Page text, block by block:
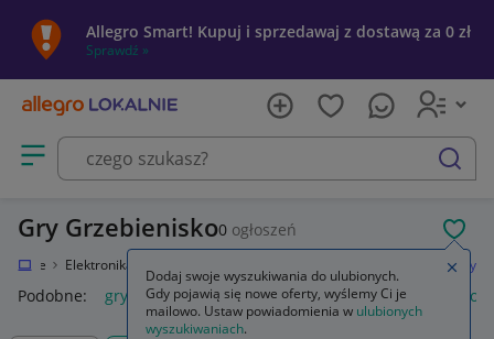
Allegro Smart! Kupuj i sprzedawaj z dostawą za 0 zł
Sprawdź »
Otwórz menu z kategoriami
szukaj
Gry Grzebienisko0 ogłoszeń
Elektronika Gry
Podobne: gry gry ps5 gry ps4 karty do gry gry
Dodaj swoje wyszukiwania do ulubionych.
Gdy pojawią się nowe oferty, wyślemy Ci je
mailowo. Ustaw powiadomienia w ulubionych
wyszukiwaniach.